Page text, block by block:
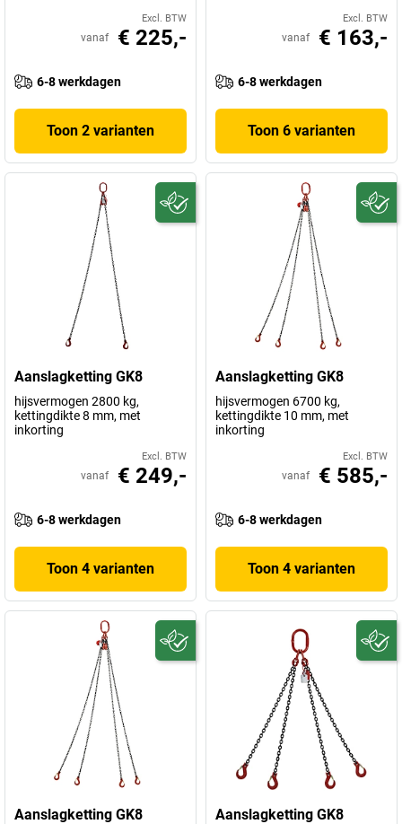
Excl. BTW
vanaf € 225,-
6-8 werkdagen
Toon 2 varianten
Excl. BTW
vanaf € 163,-
6-8 werkdagen
Toon 6 varianten
Aanslagketting GK8
hijsvermogen 2800 kg,
kettingdikte 8 mm, met
inkorting
Excl. BTW
vanaf € 249,-
6-8 werkdagen
Toon 4 varianten
Aanslagketting GK8
hijsvermogen 6700 kg,
kettingdikte 10 mm, met
inkorting
Excl. BTW
vanaf € 585,-
6-8 werkdagen
Toon 4 varianten
Aanslagketting GK8 Aanslagketting GK8